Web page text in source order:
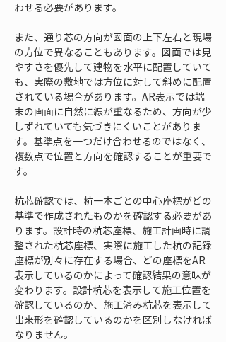
わせる必要があります。
また、通り芯の方向が図面の上下左右と現場
の方位で異なることもあります。図面では見
やすさを優先して建物を水平に配置していて
も、実際の敷地では方位に対して斜めに配置
されている場合があります。AR表示では端
末の画面に自然に線が重なるため、方向が少
しずれていても気づきにくいことがありま
す。基準点を一つだけ合わせるのではなく、
複数点で位置と方向を確認することが重要で
す。
杭芯確認では、杭一本ごとの中心座標がどの
基準で作成されたものかを確認する必要があ
ります。設計時の杭芯座標、施工計画時に調
整された杭芯座標、実際に施工した杭の記録
座標が別々に存在する場合、どの座標をAR
表示しているのかによって確認結果の意味が
変わります。設計杭芯を表示して施工位置を
確認しているのか、施工済み杭芯を表示して
出来形を確認しているのかを区別しなければ
なりません。